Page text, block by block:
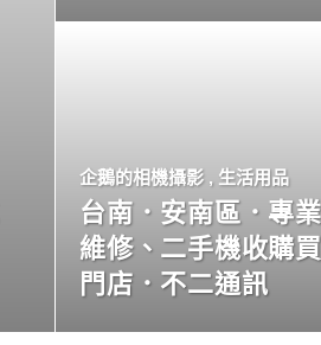
企鵝的相機攝影 , 生活用品
台南．安南區．專
維修、二手機收購
門店．不二通訊